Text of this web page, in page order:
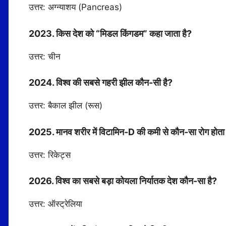
उत्तर: अग्न्याशय (Pancreas)
2023. किस देश को “मिडल किंगडम” कहा जाता है?
उत्तर: चीन
2024. विश्व की सबसे गहरी झील कौन-सी है?
उत्तर: बैकाल झील (रूस)
2025. मानव शरीर में विटामिन-D की कमी से कौन-सा रोग
उत्तर: रिकेट्स
2026. विश्व का सबसे बड़ा कोयला निर्यातक देश कौन-सा है?
उत्तर: ऑस्ट्रेलिया